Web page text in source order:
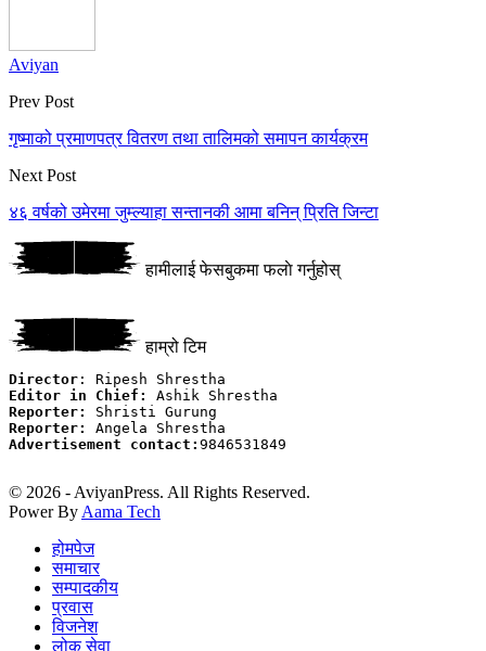
Aviyan
Prev Post
गृष्माको प्रमाणपत्र वितरण तथा तालिमको समापन कार्यक्रम
Next Post
४६ वर्षको उमेरमा जुम्ल्याहा सन्तानकी आमा बनिन् प्रिति जिन्टा
हामीलाई फेसबुकमा फलाे गर्नुहोस्
हाम्रो टिम
Director
Editor in Chief:
Reporter:
Reporter:
Advertisement contact: 9846531849
© 2026 - AviyanPress. All Rights Reserved.
Power By Aama Tech
होमपेज
समाचार
सम्पादकीय
प्रवास
विजनेश
लोक सेवा